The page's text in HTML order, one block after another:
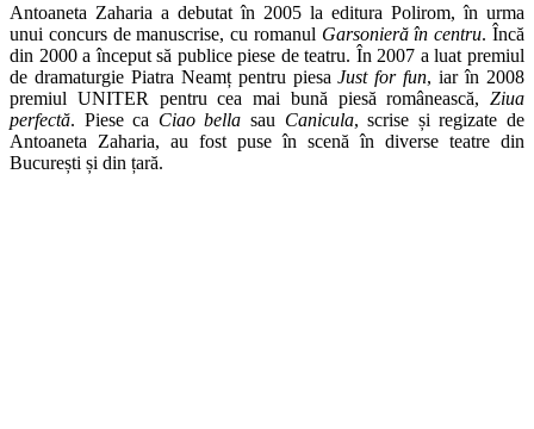
Antoaneta Zaharia a debutat în 2005 la editura Polirom, în urma
unui concurs de manuscrise, cu romanul Garsonieră în centru. Încă
din 2000 a început să publice piese de teatru. În 2007 a luat premiul
de dramaturgie Piatra Neamț pentru piesaJust for fun, iar în 2008
premiul UNITER pentru cea mai bună piesă românească, Ziua
perfectă. Piese ca Ciao bellasau Canicula, scrise și regizate de
Antoaneta Zaharia, au fost puse în scenă în diverse teatre din
București și din țară.